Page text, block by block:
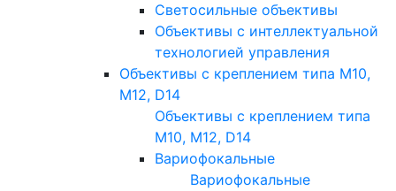
Светосильные объективы
Объективы с интеллектуальной
технологией управления
Объективы с креплением типа M10,
M12, D14
Объективы с креплением типа
M10, M12, D14
Вариофокальные
Вариофокальные